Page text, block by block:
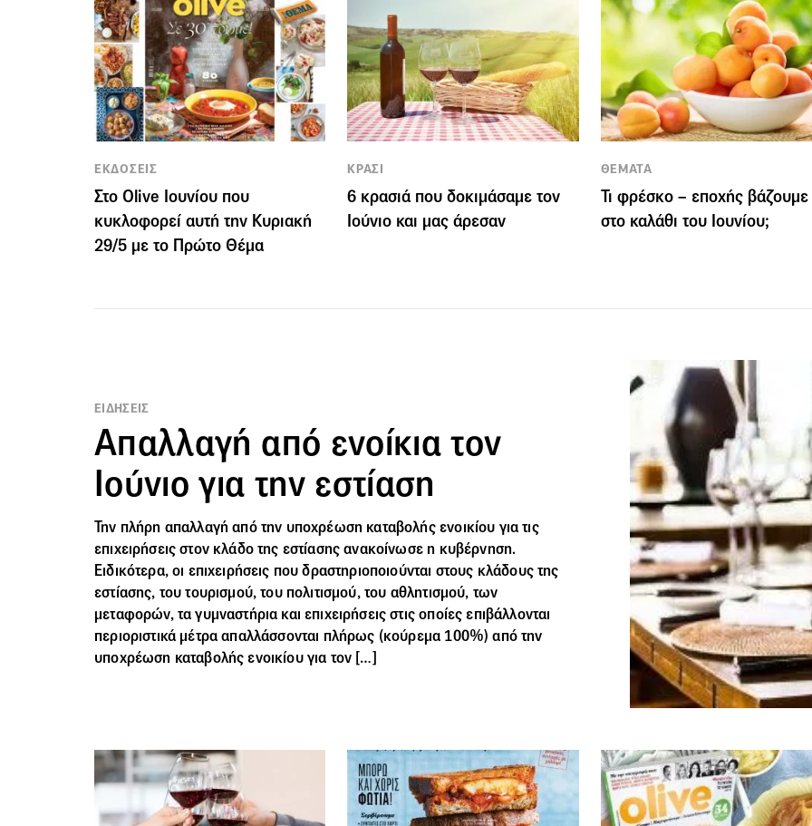
ΕΚΔΟΣΕΙΣ
Στο Οlive Ιουνίου που
κυκλοφορεί αυτή την Κυριακή
29/5 με το Πρώτο Θέμα
ΚΡΑΣΙ
6 κρασιά που δοκιμάσαμε τον
Ιούνιο και μας άρεσαν
ΘΕΜΑΤΑ
Τι φρέσκο – εποχής βάζουμε
στο καλάθι του Ιουνίου;
ΕΙΔΗΣΕΙΣ
Απαλλαγή από ενοίκια τον
Ιούνιο για την εστίαση
Την πλήρη απαλλαγή από την υποχρέωση καταβολής ενοικίου για τις
επιχειρήσεις στον κλάδο της εστίασης ανακοίνωσε η κυβέρνηση.
Ειδικότερα, οι επιχειρήσεις που δραστηριοποιούνται στους κλάδους της
εστίασης, του τουρισμού, του πολιτισμού, του αθλητισμού, των
μεταφορών, τα γυμναστήρια και επιχειρήσεις στις οποίες επιβάλλονται
περιοριστικά μέτρα απαλλάσσονται πλήρως (κούρεμα 100%) από την
υποχρέωση καταβολής ενοικίου για τον […]